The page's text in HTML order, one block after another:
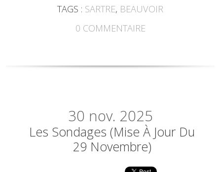
TAGS : SARTRE, BEAUVOIR
0 COMMENTAIRE
30 nov. 2025
Les Sondages (mise À Jour Du
29 Novembre)